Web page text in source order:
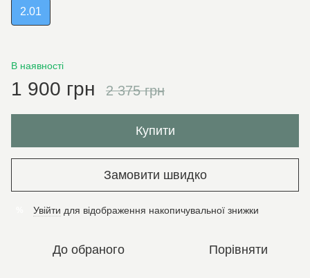
2.01
В наявності
1 900 грн 2 375 грн
Купити
Замовити швидко
Увійти для відображення накопичувальної знижки
До обраного Порівняти